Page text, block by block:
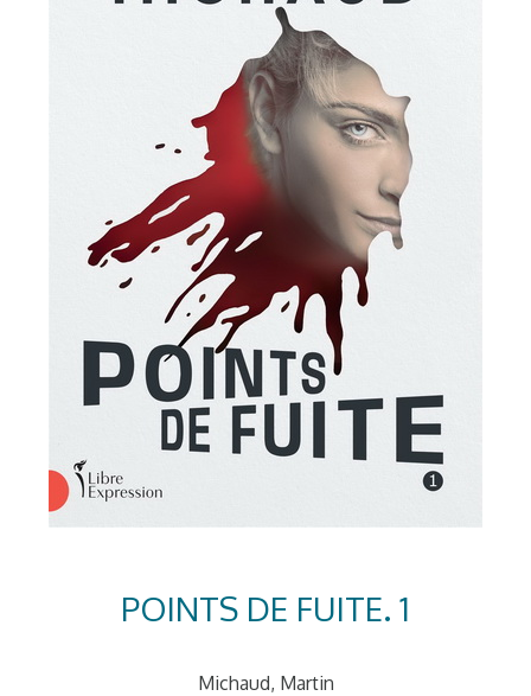
POINTS DE FUITE. 1
Michaud, Martin